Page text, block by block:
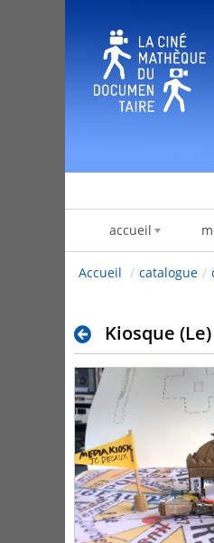
accueil
Accueil / catalogue /
Kiosque (Le)